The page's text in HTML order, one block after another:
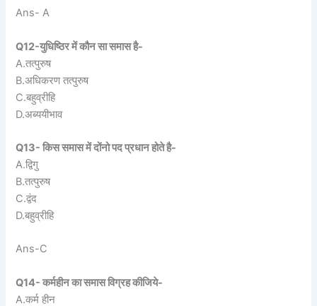
Ans- A
Q12-युधिष्ठिर में कौन सा समास है-
A.तत्पुरुष
B.अधिकरण तत्पुरुष
C.बहुव्रीहि
D.अब्ययीभाव
Q13- किस समास में दोंनो पद प्रधान होते है-
A.द्विगु
B.तत्पुरुष
C.द्वंद
D.बहुव्रीहि
Ans-C
Q14- कर्महीन का समास विग्रह कीजिये-
A.कर्म हीन